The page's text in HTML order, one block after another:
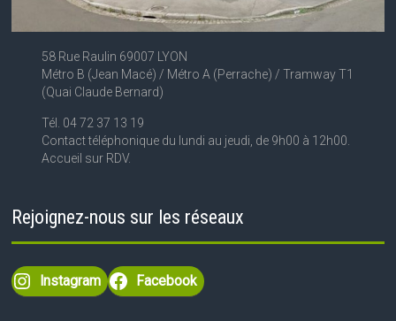
58 Rue Raulin 69007 LYON
Métro B (Jean Macé) / Métro A (Perrache) / Tramway T1
(Quai Claude Bernard)
Tél. 04 72 37 13 19
Contact téléphonique du lundi au jeudi, de 9h00 à 12h00.
Accueil sur RDV.
Rejoignez-nous sur les réseaux
Instagram Facebook